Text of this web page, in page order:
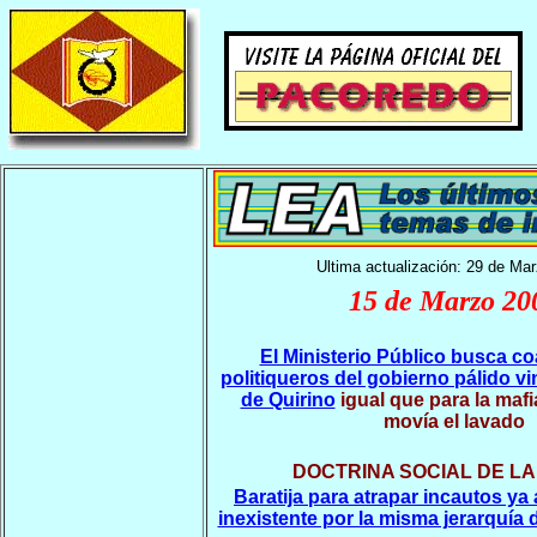
Ultima actualización: 29 de
15 de Marzo
El Ministerio Público busca
politiqueros del gobierno pálido
de Quirinoigual que para la
movía el lavado
DOCTRINA SOCIAL DE
Baratija para atrapar incautos ya
inexistente por la misma jerarquía